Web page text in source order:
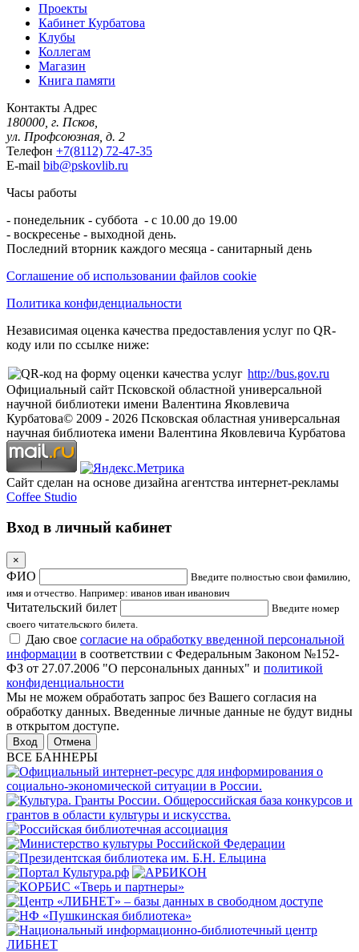
Проекты
Кабинет Курбатова
Клубы
Коллегам
Магазин
Книга памяти
Контакты Адрес
180000, г. Псков,
ул. Профсоюзная, д. 2
Телефон +7(8112) 72-47-35
E-mail bib@pskovlib.ru
Часы работы
- понедельник - суббота - с 10.00 до 19.00
- воскресенье - выходной день.
Последний вторник каждого месяца - санитарный день
Соглашение об использовании файлов cookie
Политика конфиденциальности
Независимая оценка качества предоставления услуг по QR-
коду или по ссылке ниже:
http://bus.gov.ru
Официальный сайт Псковской областной универсальной
научной библиотеки имени Валентина Яковлевича
Курбатова© 2009 - 2026 Псковская областная универсальная
научная библиотека имени Валентина Яковлевича Курбатова
Сайт сделан на основе дизайна агентства интернет-рекламы
Coffee Studio
Вход в личный кабинет
×
ФИО
Введите полностью свои фамилию,
имя и отчество. Например: иванов иван иванович
Читательский билет
Введите номер
своего читательского билета.
Даю свое согласие на обработку введенной персональной
информации в соответствии с Федеральным Законом №152-
ФЗ от 27.07.2006 "О персональных данных" и политикой
конфиденциальности
Мы не можем обработать запрос без Вашего согласия на
обработку данных. Введенные личные данные не будут видны
в открытом доступе.
Отмена
ВСЕ БАННЕРЫ